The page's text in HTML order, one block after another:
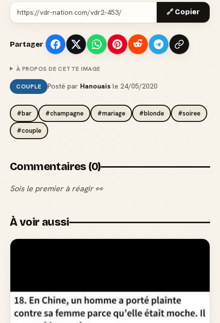
🔗 Copier
Partager
À PROPOS DE CETTE IMAGE
COUPLE Posté par Hanouais le24/05/2020
#bar #champagne #mariage #blonde #soiree
#couple
Commentaires (0)
Sois le premier à réagir 👀
À voir aussi